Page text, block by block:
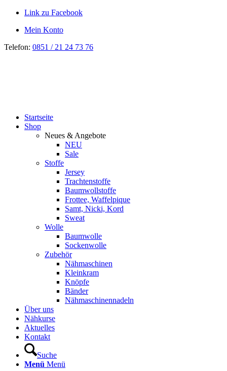
Link zu Facebook
Mein Konto
Telefon: 0851 / 21 24 73 76
Startseite
Shop
Neues & Angebote
NEU
Sale
Stoffe
Jersey
Trachtenstoffe
Baumwollstoffe
Frottee, Waffelpique
Samt, Nicki, Kord
Sweat
Wolle
Baumwolle
Sockenwolle
Zubehör
Nähmaschinen
Kleinkram
Knöpfe
Bänder
Nähmaschinennadeln
Über uns
Nähkurse
Aktuelles
Kontakt
Suche
Menü Menü